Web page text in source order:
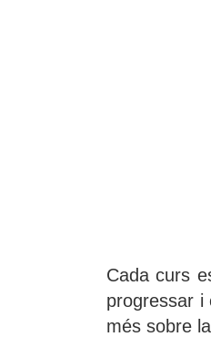
Cada curs
progressar i
més sobre